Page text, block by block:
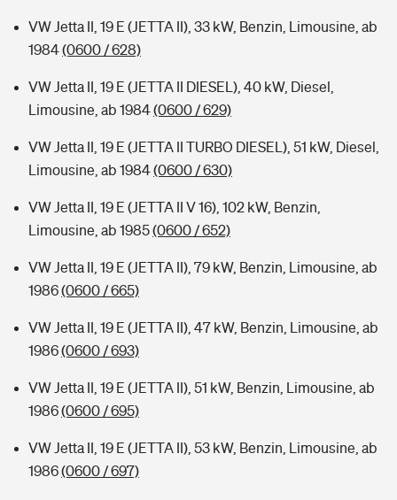
Sie haben Fragen?
VW Jetta II, 19 E (JETTA II), 33 kW, Benzin, Limousine, ab
1984(0600 / 628)
VW Jetta II, 19 E (JETTA II DIESEL), 40 kW, Diesel,
Limousine, ab 1984(0600 / 629)
VW Jetta II, 19 E (JETTA II TURBO DIESEL), 51 kW, Diesel,
Limousine, ab 1984(0600 / 630)
VW Jetta II, 19 E (JETTA II V 16), 102 kW, Benzin,
Limousine, ab 1985(0600 / 652)
VW Jetta II, 19 E (JETTA II), 79 kW, Benzin, Limousine, ab
1986(0600 / 665)
VW Jetta II, 19 E (JETTA II), 47 kW, Benzin, Limousine, ab
1986(0600 / 693)
VW Jetta II, 19 E (JETTA II), 51 kW, Benzin, Limousine, ab
1986(0600 / 695)
VW Jetta II, 19 E (JETTA II), 53 kW, Benzin, Limousine, ab
1986(0600 / 697)